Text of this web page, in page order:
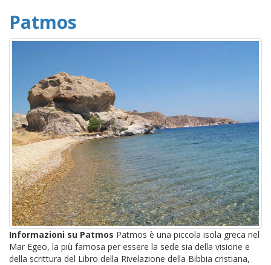
Patmos
Informazioni su Patmos Patmos è una piccola isola greca nel
Mar Egeo, la più famosa per essere la sede sia della visione e
della scrittura del Libro della Rivelazione della Bibbia cristiana,